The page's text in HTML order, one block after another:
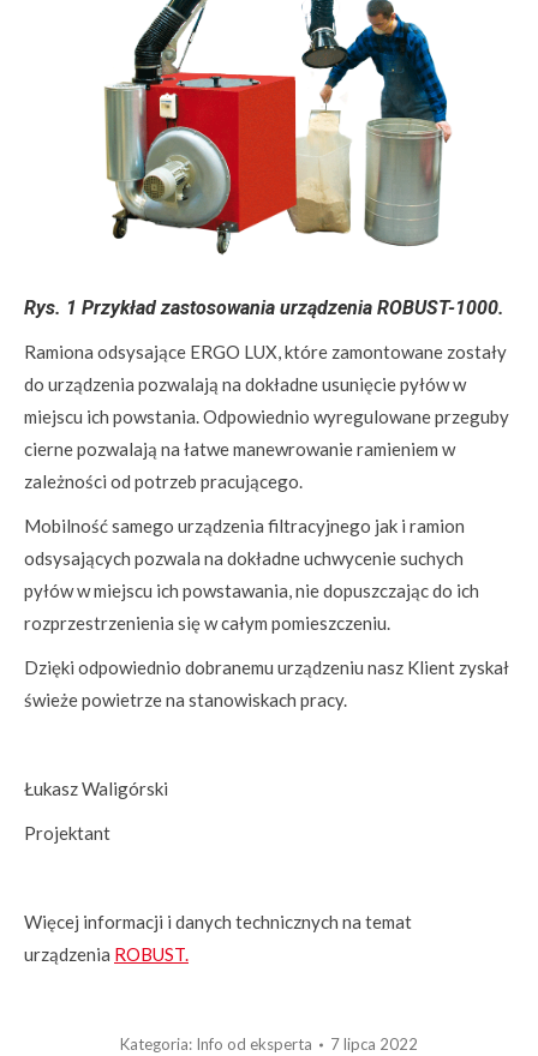
Rys. 1 Przykład zastosowania urządzenia ROBUST-1000.
Ramiona odsysające ERGO LUX, które zamontowane zostały
do urządzenia pozwalają na dokładne usunięcie pyłów w
miejscu ich powstania. Odpowiednio wyregulowane przeguby
cierne pozwalają na łatwe manewrowanie ramieniem w
zależności od potrzeb pracującego.
Mobilność samego urządzenia filtracyjnego jak i ramion
odsysających pozwala na dokładne uchwycenie suchych
pyłów w miejscu ich powstawania, nie dopuszczając do ich
rozprzestrzenienia się w całym pomieszczeniu.
Dzięki odpowiednio dobranemu urządzeniu nasz Klient zyskał
świeże powietrze na stanowiskach pracy.
Łukasz Waligórski
Projektant
Więcej informacji i danych technicznych na temat
urządzenia ROBUST.
Kategoria: Info od eksperta 7 lipca 2022